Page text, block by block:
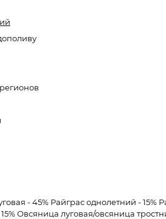
- 45% Райграс однолетний - 15%
Овсяница луговая/овсяница